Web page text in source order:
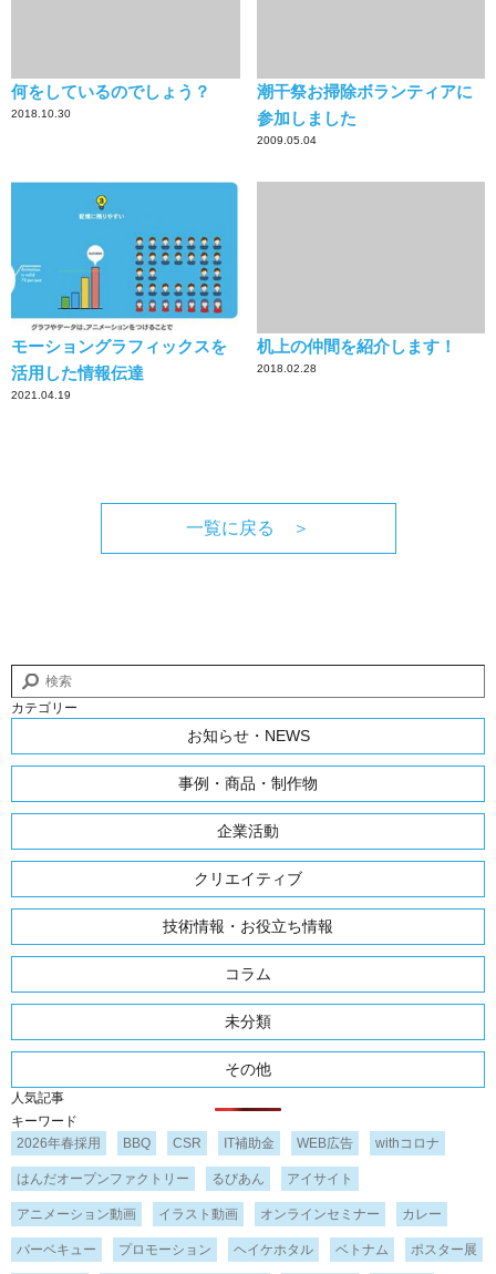
何をしているのでしょう？
2018.10.30
潮干祭お掃除ボランティアに
参加しました
2009.05.04
モーショングラフィックスを
活用した情報伝達
2021.04.19
机上の仲間を紹介します！
2018.02.28
一覧に戻る ＞
カテゴリー
お知らせ・NEWS
事例・商品・制作物
企業活動
クリエイティブ
技術情報・お役立ち情報
コラム
未分類
その他
人気記事
キーワード
2026年春採用
BBQ CSR IT補助金 WEB広告 withコロナ
はんだオープンファクトリー るびあん アイサイト
アニメーション動画 イラスト動画 オンラインセミナー カレー
バーベキュー プロモーション ヘイケホタル ベトナム ポスター展